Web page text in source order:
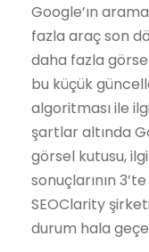
Google’ın
fazla araç son
daha fazla
bu küçük
algoritması ile
şartlar altında
görsel kutusu,
sonuçlarının
SEOClarity
durum hala